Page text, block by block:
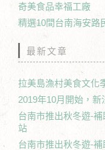
奇美食品幸福工廠
精選10間台南海安路
最新文章
拉美島漁村美食文化
2019年10月開始，新
台南市推出秋冬遊-
站
台南市推出秋冬遊-